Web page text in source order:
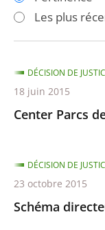
filtres
après
filtres
avant
Les plus
Center Parcs
DÉCISION DE
18 juin 2015
Schéma
DÉCISION DE
23 octobre 2015